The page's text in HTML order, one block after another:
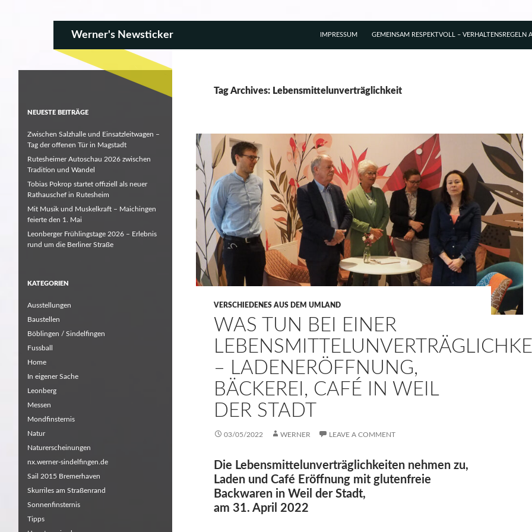
Werner's Newsticker
GEMEINSAM RESPEKTVOLL – VERHALTENSREGELN
IMPRESSUM
Tag Archives: Lebensmittelunverträglichkeit
VERSCHIEDENES AUS DEM UMLAND
WAS TUN BEI EINER
– LADENERÖFFNUNG,
BÄCKEREI, CAFÉ IN WEIL
DER STADT
03/05/2022 WERNER LEAVE A COMMENT
Die Lebensmittelunverträglichkeiten nehmen zu,
Laden und Café Eröffnung mit glutenfreie
Backwaren in Weil der Stadt,
am 31. April 2022
NEUESTE BEITRÄGE
Zwischen Salzhalle und Einsatzleitwagen –
Tag der offenen Tür in Magstadt
Rutesheimer Autoschau 2026 zwischen
Tradition und Wandel
Tobias Pokrop startet offiziell als neuer
Rathauschef in Rutesheim
Mit Musik und Muskelkraft – Maichingen
feierte den 1. Mai
Leonberger Frühlingstage 2026 – Erlebnis
rund um die Berliner Straße
KATEGORIEN
Ausstellungen
Baustellen
Böblingen / Sindelfingen
Fussball
Home
In eigener Sache
Leonberg
Messen
Mondfinsternis
Natur
Naturerscheinungen
nx.werner-sindelfingen.de
Sail 2015 Bremerhaven
Skurriles am Straßenrand
Sonnenfinsternis
Tipps